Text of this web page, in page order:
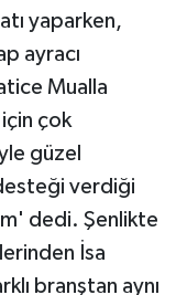
yaparken,
ayracı
Mualla
çok
güzel
verdiği
dedi. Şenlikte
İsa
branştan aynı